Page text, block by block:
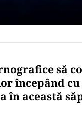
să
începând
în această